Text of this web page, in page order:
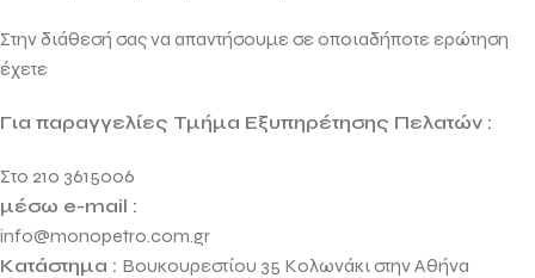
Στην διάθεσή σας να απαντήσουμε σε οποιαδήποτε ερώτηση
έχετε
Για παραγγελίες Τμήμα Εξυπηρέτησης Πελατών :
Στο 210 3615006
μέσω e-mail :
info@monopetro.com.gr
Κατάστημα : Βουκουρεστίου 35 Κολωνάκι στην Αθήνα